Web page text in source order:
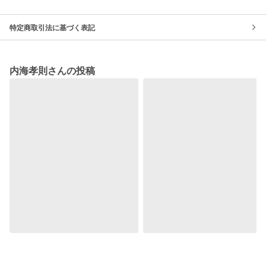
特定商取引法に基づく表記
内海孝則さんの投稿